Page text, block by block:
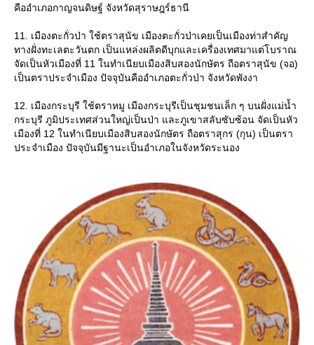
คืออำเภอกาญจนดิษฐ์ จังหวัดสุราษฎร์ธานี
11. เมืองตะกั่วป่า ใช้ตราสุนัข เมืองตะกั่วป่าเคยเป็นเมืองท่าสำคัญ
ทางฝั่งทะเลตะวันตก เป็นแหล่งผลิตดีบุกและเครื่องเทศมาแต่โบราณ
จัดเป็นหัวเมืองที่ 11 ในทำเนียบเมืองสิบสองนักษัตร ถือตราสุนัข (จอ)
เป็นตราประจำเมือง ปัจจุบันคืออำเภอตะกั่วป่า จังหวัดพังงา
12. เมืองกระบุรี ใช้ตราหมู เมืองกระบุรีเป็นชุมชนเล็ก ๆ บนฝั่งแม่น้ำ
กระบุรี ภูมิประเทศส่วนใหญ่เป็นป่า และภูเขาสลับซับซ้อน จัดเป็นหัว
เมืองที่ 12 ในทำเนียบเมืองสิบสองนักษัตร ถือตราสุกร (กุน) เป็นตรา
ประจำเมือง ปัจจุบันมีฐานะเป็นอำเภอในจังหวัดระนอง